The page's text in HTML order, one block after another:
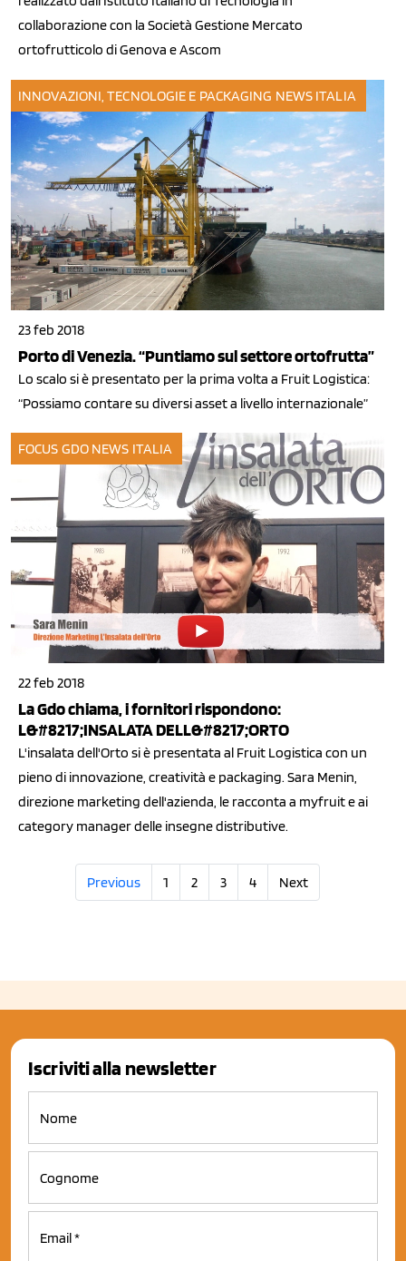
collaborazione con la Società Gestione Mercato
ortofrutticolo di Genova e Ascom
INNOVAZIONI, TECNOLOGIE E PACKAGING NEWS ITALIA
23 feb 2018
Porto di Venezia. “Puntiamo sul settore ortofrutta”
Lo scalo si è presentato per la prima volta a Fruit Logistica:
“Possiamo contare su diversi asset a livello internazionale”
FOCUS GDO NEWS ITALIA
22 feb 2018
La Gdo chiama, i fornitori rispondono:
L&#8217;INSALATA DELL&#8217;ORTO
L'insalata dell'Orto si è presentata al Fruit Logistica con un
pieno di innovazione, creatività e packaging. Sara Menin,
direzione marketing dell'azienda, le racconta a myfruit e ai
category manager delle insegne distributive.
Previous 1 2 3 4 Next
Iscriviti alla newsletter